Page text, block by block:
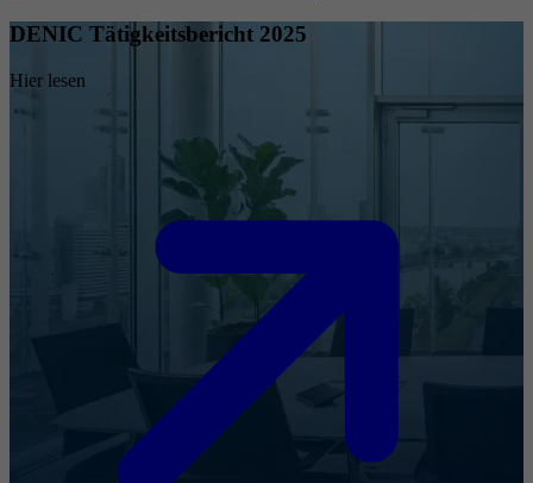
DENIC Tätigkeitsbericht 2025
Hier lesen